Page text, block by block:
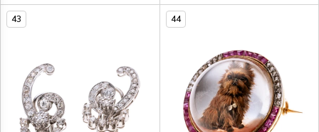
Gold. Seitlich mit der
43 44